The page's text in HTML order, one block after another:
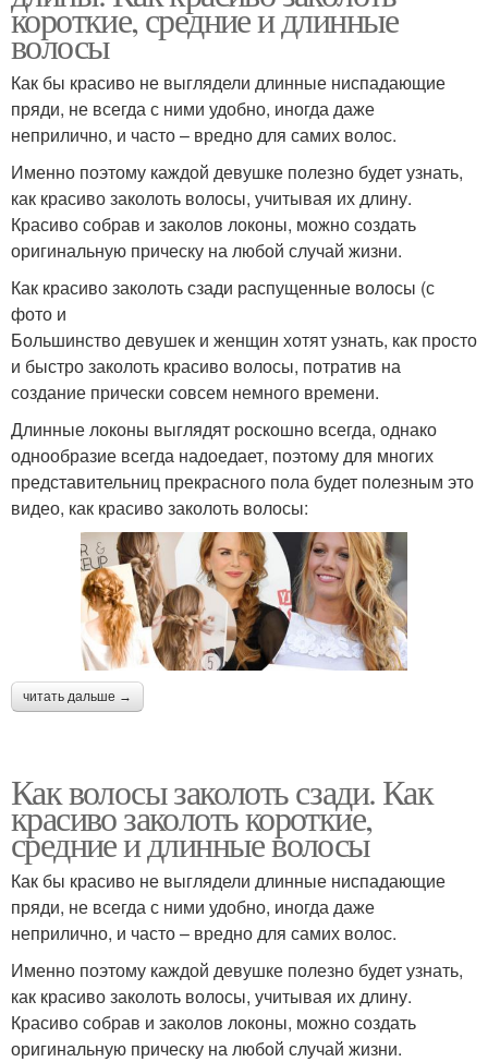
короткие, средние и длинные
волосы
Как бы красиво не выглядели длинные ниспадающие
пряди, не всегда с ними удобно, иногда даже
неприлично, и часто – вредно для самих волос.
Именно поэтому каждой девушке полезно будет узнать,
как красиво заколоть волосы, учитывая их длину.
Красиво собрав и заколов локоны, можно создать
оригинальную прическу на любой случай жизни.
Как красиво заколоть сзади распущенные волосы (с
фото и
Большинство девушек и женщин хотят узнать, как просто
и быстро заколоть красиво волосы, потратив на
создание прически совсем немного времени.
Длинные локоны выглядят роскошно всегда, однако
однообразие всегда надоедает, поэтому для многих
представительниц прекрасного пола будет полезным это
видео, как красиво заколоть волосы:
читать дальше →
Как волосы заколоть сзади. Как
красиво заколоть короткие,
средние и длинные волосы
Как бы красиво не выглядели длинные ниспадающие
пряди, не всегда с ними удобно, иногда даже
неприлично, и часто – вредно для самих волос.
Именно поэтому каждой девушке полезно будет узнать,
как красиво заколоть волосы, учитывая их длину.
Красиво собрав и заколов локоны, можно создать
оригинальную прическу на любой случай жизни.